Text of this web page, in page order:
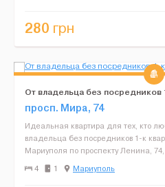
280 грн
От владельца без посредников
центре
просп. Мира, 74
Идеальная квартира для тех, кто
владельца без посредников 1-к
Мариуполя по проспекту Ленина, 74,
Есть балкон. Квартира в отличн...
4 1 Мариуполь